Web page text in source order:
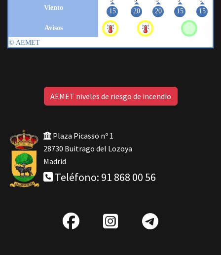
AEMET niveles de riesgo de incendio
Plaza Picasso nº 1
28730 Buitrago del Lozoya
Madrid
Teléfono: 91 868 00 56
fab
IG